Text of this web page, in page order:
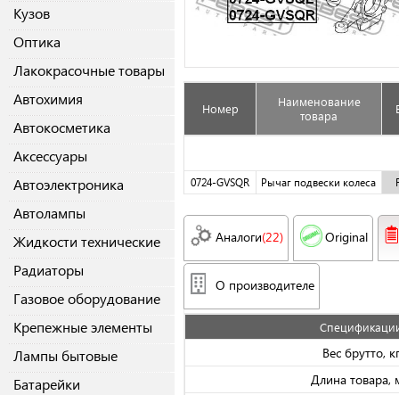
Кузов
Оптика
Лакокрасочные товары
Автохимия
Автокосметика
Аксессуары
Автоэлектроника
Автолампы
Жидкости технические
Радиаторы
Газовое оборудование
Крепежные элементы
Лампы бытовые
Батарейки
Номер
Наименование
товара
0724-GVSQR Рычаг подвески колеса
Аналоги(22) Original
О производителе
Вес брутто, кг
Длина товара,